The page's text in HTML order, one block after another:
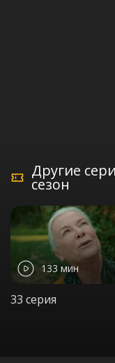
Другие
сезон
133 мин
33 серия